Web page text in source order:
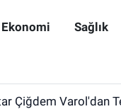
Ekonomi Sağlık
Çiğdem Varol'dan